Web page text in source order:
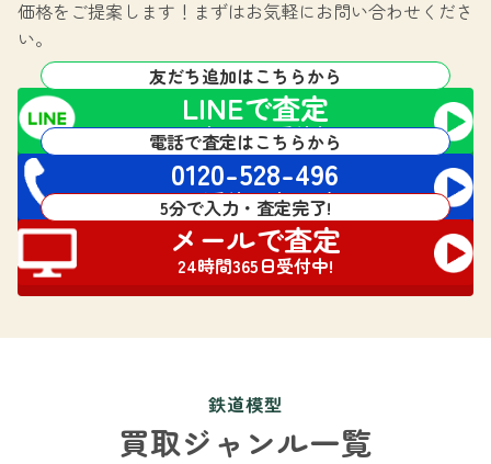
価格をご提案します！ まずはお気軽にお問い合わせくださ
い。
友だち追加はこちらから
LINEで査定
24時間365日受付中!
電話で査定はこちらから
0120-528-496
電話受付 24時間対応
5分で入力・査定完了!
メールで査定
24時間365日受付中!
鉄道模型
買取ジャンル一覧